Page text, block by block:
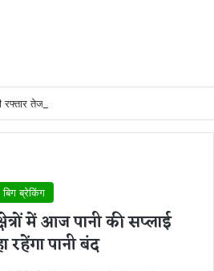
बिग ब्रेकिंग
में आज पानी की सप्लाई
रहेंगा पानी बंद